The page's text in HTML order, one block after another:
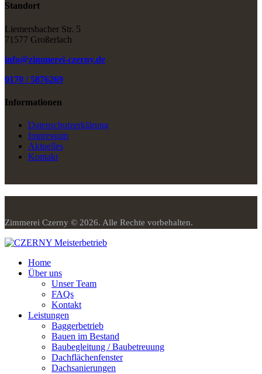
Standort
Liemersbacher Str. 5
71577 Großerlach
info@zimmerei-czerny.de
0170 / 5876269
Informationen
Datenschutzerklärung
Impressum
Aktuelles
Kontakt
Zimmerei Czerny © 2026. Alle Rechte vorbehalten.
Home
Über uns
Unser Team
FAQs
Kontakt
Leistungen
Baggerbetrieb
Bauen im Bestand
Baubegleitung / Baubetreuung
Dachflächenfenster
Dachsanierungen